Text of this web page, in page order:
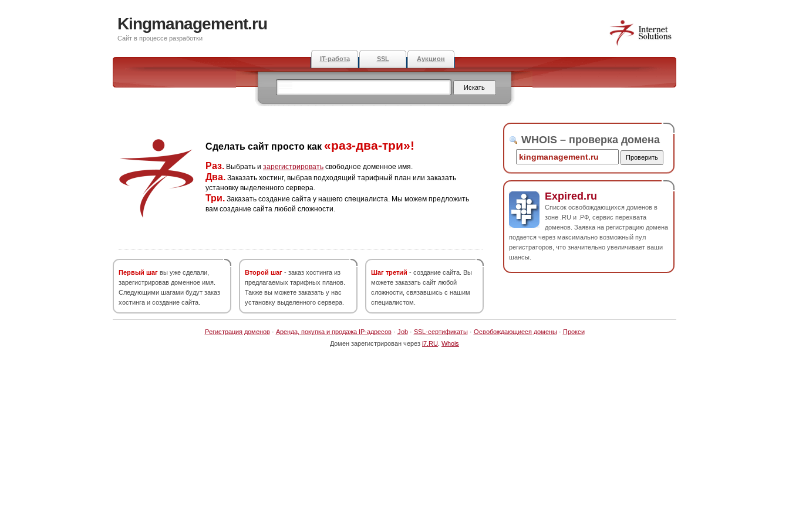
Kingmanagement.ru
Сайт в процессе разработки
IT-работа SSL Аукцион
Сделать сайт просто как «раз-два-три»!
Раз. Выбрать и зарегистрировать свободное доменное имя.
Два. Заказать хостинг, выбрав подходящий тарифный план или заказать
установку выделенного сервера.
Три. Заказать создание сайта у нашего специалиста. Мы можем предложить
вам создание сайта любой сложности.
Первый шаг вы уже сделали,
зарегистрировав доменное имя.
Следующими шагами будут заказ
хостинга и создание сайта.
Второй шаг - заказ хостинга из
предлагаемых тарифных планов.
Также вы можете заказать у нас
установку выделенного сервера.
Шаг третий - создание сайта. Вы
можете заказать сайт любой
сложности, связавшись с нашим
специалистом.
WHOIS – проверка домена
Expired.ru
Список освобождающихся доменов в
зоне .RU и .РФ, сервис перехвата
доменов. Заявка на регистрацию домена
подается через максимально возможный пул
регистраторов, что значительно увеличивает ваши
шансы.
Регистрация доменов· Аренда, покупка и продажа IP-адресов· Job· SSL-сертификаты· Освобождающиеся домены· Прокси
Домен зарегистрирован через i7.RU Whois